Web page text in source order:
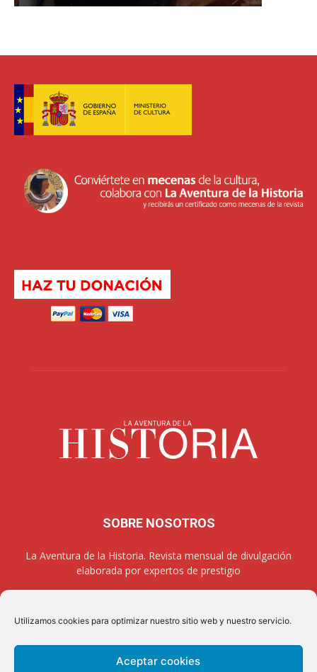
Utilizamos cookies para optimizar nuestro sitio web y nuestro servicio.
Aceptar cookies
SOBRE NOSOTROS
La Aventura de la Historia. Revista mensual de divulgación
elaborada por expertos de prestigio
SÍGUENOS